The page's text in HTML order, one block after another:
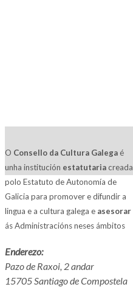
O Consello da Cultura Galega é
unha institución estatutariacreada
polo Estatuto de Autonomía de
Galicia para promover e difundir a
lingua e a cultura galega e asesorar
ás Administracións neses ámbitos
Enderezo:
Pazo de Raxoi, 2 andar
15705 Santiago de Compostela